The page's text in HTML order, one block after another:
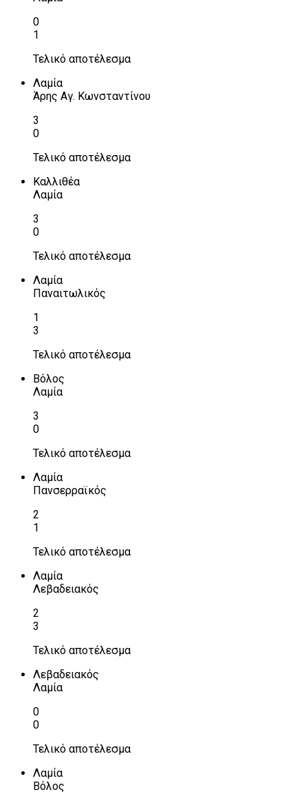
0
1
Τελικό αποτέλεσμα
Λαμία
Άρης Αγ. Κωνσταντίνου
3
0
Τελικό αποτέλεσμα
Καλλιθέα
Λαμία
3
0
Τελικό αποτέλεσμα
Λαμία
Παναιτωλικός
1
3
Τελικό αποτέλεσμα
Βόλος
Λαμία
3
0
Τελικό αποτέλεσμα
Λαμία
Πανσερραϊκός
2
1
Τελικό αποτέλεσμα
Λαμία
Λεβαδειακός
2
3
Τελικό αποτέλεσμα
Λεβαδειακός
Λαμία
0
0
Τελικό αποτέλεσμα
Λαμία
Βόλος